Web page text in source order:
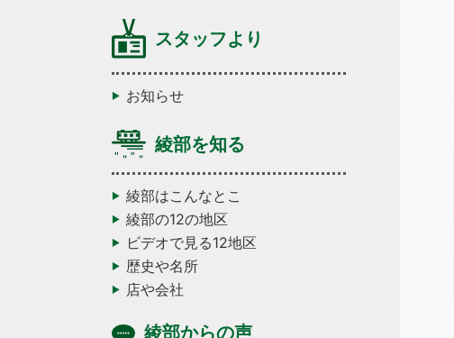
スタッフより
お知らせ
綾部を知る
綾部はこんなとこ
綾部の12の地区
ビデオで見る12地区
歴史や名所
店や会社
綾部からの声